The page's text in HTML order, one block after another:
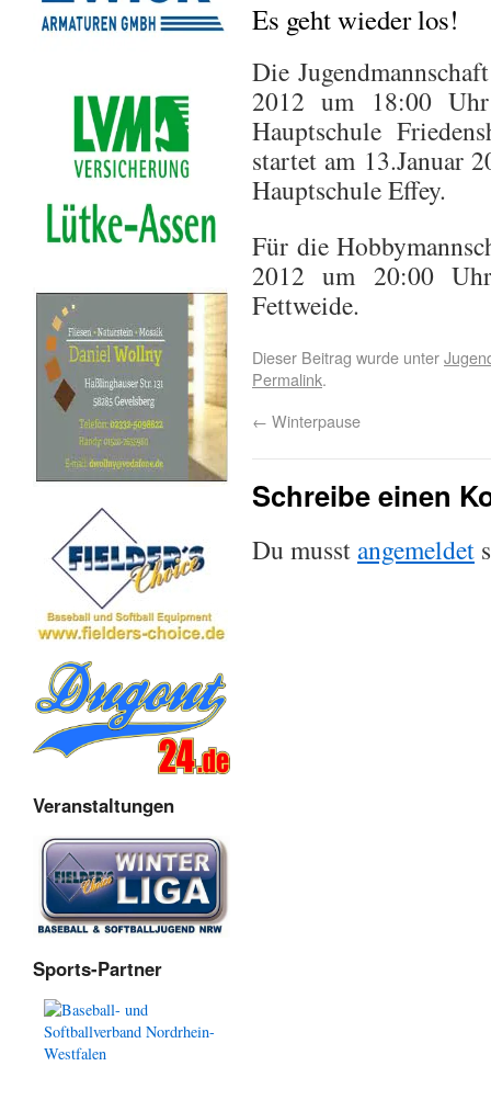
Es geht wieder los!
Die
2012 um 18:00
Hauptschule
startet am 13.Januar
Hauptschule Effey.
Für die
2012 um 20:00
Fettweide.
Dieser Beitrag wurde unter
Permalink.
← Winterpause
Schreibe einen
Du musstangemeldet
Veranstaltungen
Sports-Partner